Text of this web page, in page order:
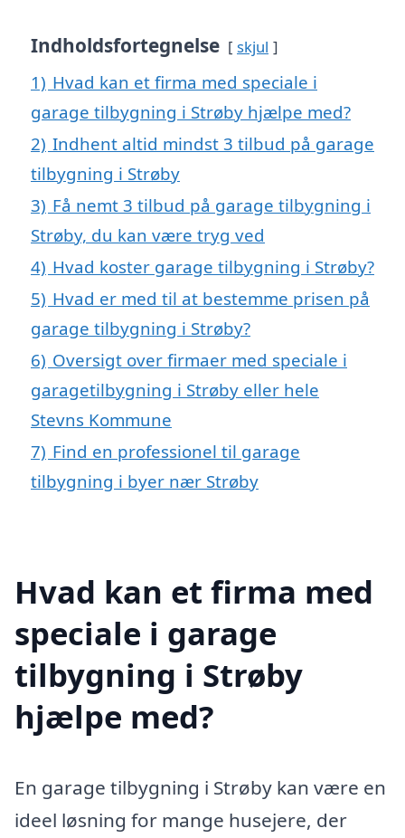
Indholdsfortegnelse skjul
1) Hvad kan et firma med speciale i
garage tilbygning i Strøby hjælpe med?
2) Indhent altid mindst 3 tilbud på garage
tilbygning i Strøby
3) Få nemt 3 tilbud på garage tilbygning i
Strøby, du kan være tryg ved
4) Hvad koster garage tilbygning i Strøby?
5) Hvad er med til at bestemme prisen på
garage tilbygning i Strøby?
6) Oversigt over firmaer med speciale i
garagetilbygning i Strøby eller hele
Stevns Kommune
7) Find en professionel til garage
tilbygning i byer nær Strøby
Hvad kan et firma med
speciale i garage
tilbygning i Strøby
hjælpe med?
En garage tilbygning i Strøby kan være en
ideel løsning for mange husejere, der